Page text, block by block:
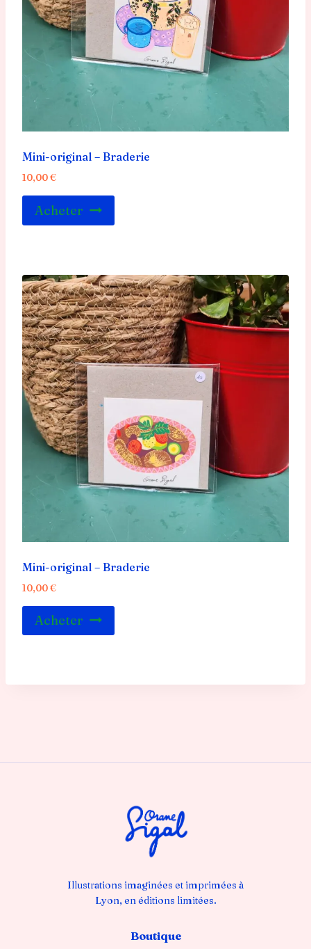
Mini-original – Braderie
10,00€
Acheter
Mini-original – Braderie
10,00€
Acheter
Illustrations imaginées et imprimées à
Lyon, en éditions limitées.
Boutique